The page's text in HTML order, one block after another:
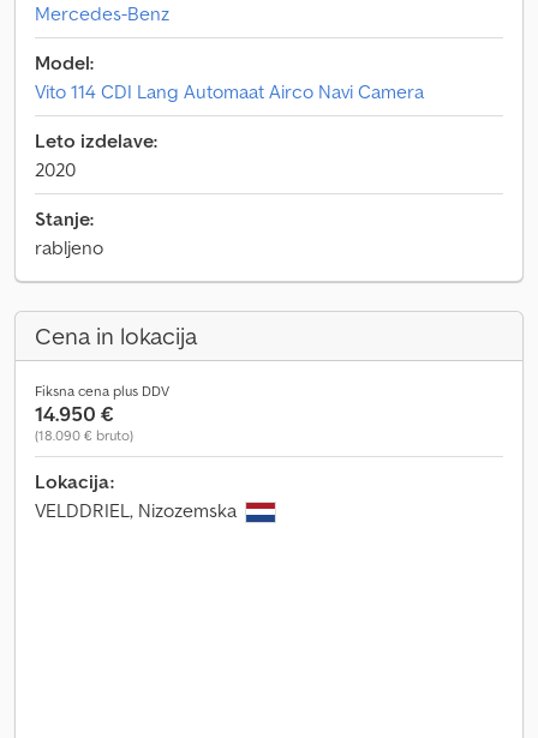
Mercedes-Benz
Model:
Vito 114 CDI Lang Automaat Airco Navi Camera
Leto izdelave:
2020
Stanje:
rabljeno
Cena in lokacija
Fiksna cena plus DDV
14.950 €
(18.090 € bruto)
Lokacija:
VELDDRIEL, Nizozemska